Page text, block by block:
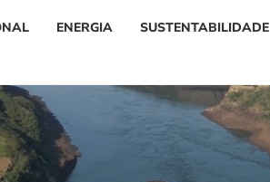
ENERGIA SUSTENTABILIDADE